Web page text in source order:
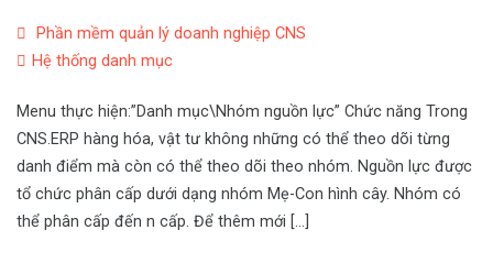
Phần mềm quản lý doanh nghiệp CNS
Hệ thống danh mục
Menu thực hiện:”Danh mục\Nhóm nguồn lực” Chức năng Trong
CNS.ERP hàng hóa, vật tư không những có thể theo dõi từng
danh điểm mà còn có thể theo dõi theo nhóm. Nguồn lực được
tổ chức phân cấp dưới dạng nhóm Mẹ-Con hình cây. Nhóm có
thể phân cấp đến n cấp. Để thêm mới […]